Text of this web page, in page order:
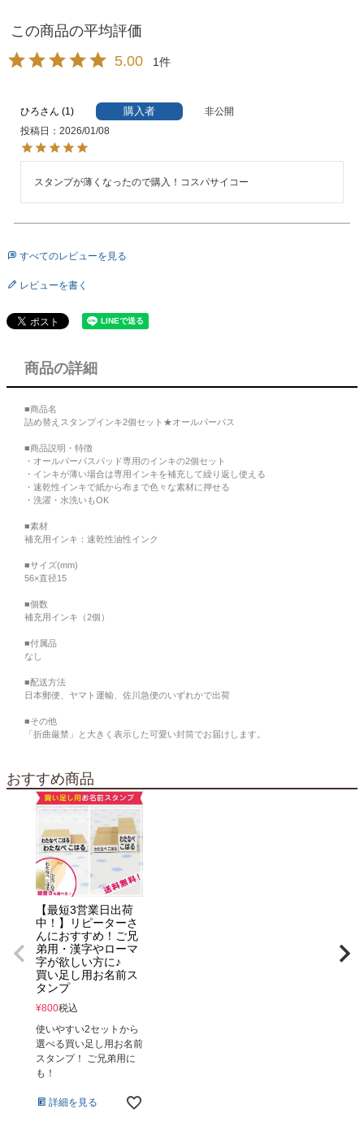
5.00 1
ひろ 1 購入者
非公開
投稿日
2026/01/08
スタンプが薄くなったので購入！コスパサイコー
すべてのレビューを見る
レビューを書く
商品の詳細
■商品名
詰め替えスタンプインキ2個セット★オールパーパス
■商品説明・特徴
・オールパーパスパッド専用のインキの2個セット
・インキが薄い場合は専用インキを補充して繰り返し使える
・速乾性インキで紙から布まで色々な素材に押せる
・洗濯・水洗いもOK
■素材
補充用インキ：速乾性油性インク
■サイズ(mm)
56×直径15
■個数
補充用インキ（2個）
■付属品
なし
■配送方法
日本郵便、ヤマト運輸、佐川急便のいずれかで出荷
■その他
「折曲厳禁」と大きく表示した可愛い封筒でお届けします。
おすすめ商品
【最短3営業日出荷
中！】リピーターさ
んにおすすめ！ご兄
弟用・漢字やローマ
字が欲しい方に♪
買い足し用お名前ス
タンプ
¥800税込
使いやすい2セットから
選べる買い足し用お名前
スタンプ！ ご兄弟用に
も！
詳細を見る